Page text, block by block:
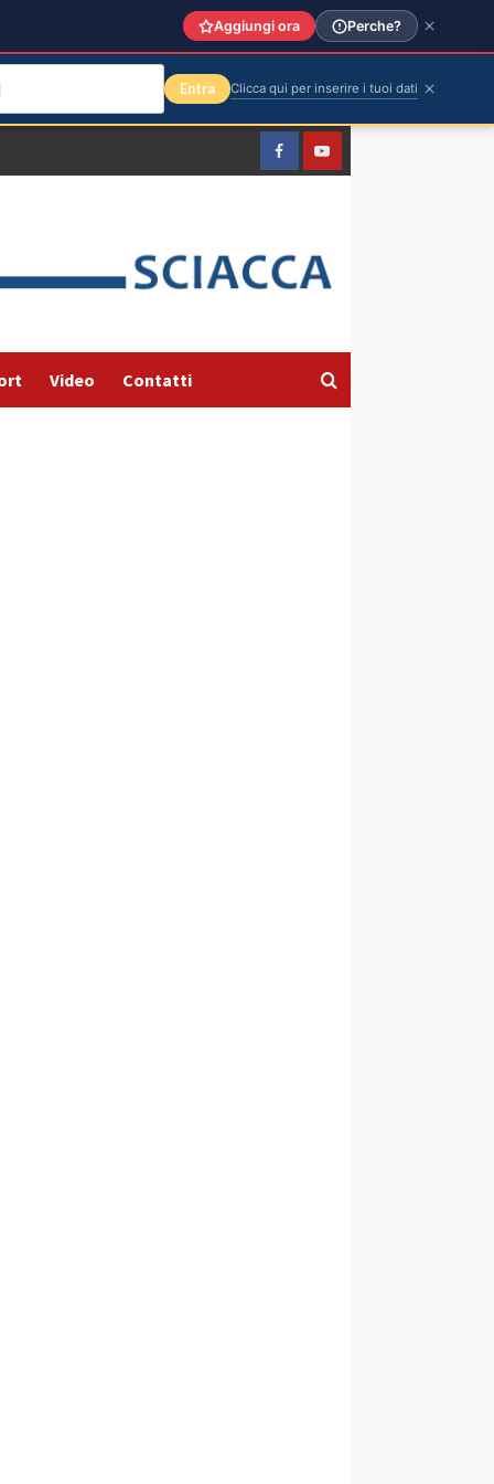
FacebookYountube
Video Contatti
Aggiungi ora Perche?
Entra Clicca qui per inserire i tuoi dati